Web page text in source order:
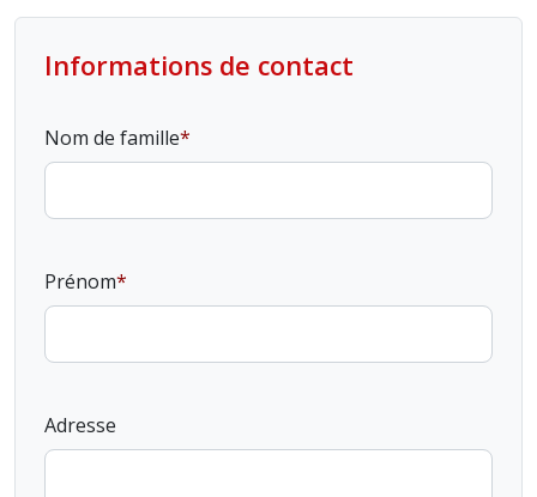
Informations de contact
Nom de famille
Prénom
Adresse